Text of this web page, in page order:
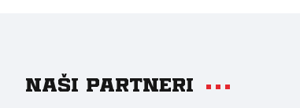
Naši partneri